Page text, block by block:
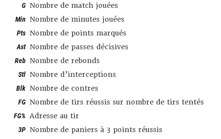
G Nombre de match jouées
Min Nombre de minutes jouées
Pts Nombre de points marqués
Ast Nombre de passes décisives
Reb Nombre de rebonds
Stl Nombre d’interceptions
Blk Nombre de contres
FG Nombre de tirs réussis sur nombre de tirs tentés
FG% Adresse au tir
3P Nombre de paniers à 3 points réussis